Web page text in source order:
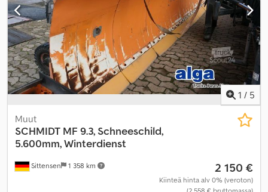
1 / 5
Sittensen 1 358 km
Muut
SCHMIDT MF 9.3, Schneeschild,
5.600mm, Winterdienst
2 150 €
Kiinteä hinta alv 0% (veroton)